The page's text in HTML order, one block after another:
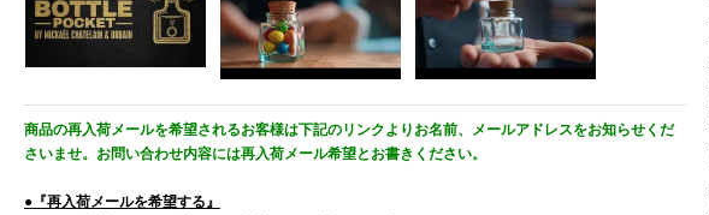
商品の再入荷メールを希望されるお客様は下記のリンクよりお名前、メールアドレスをお知らせくだ
さいませ。お問い合わせ内容には再入荷メール希望とお書きください。
●『再入荷メールを希望する』